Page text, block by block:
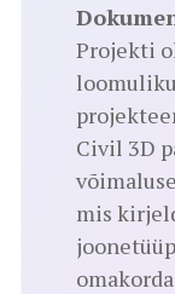
Projekti
Civil 3D
mis